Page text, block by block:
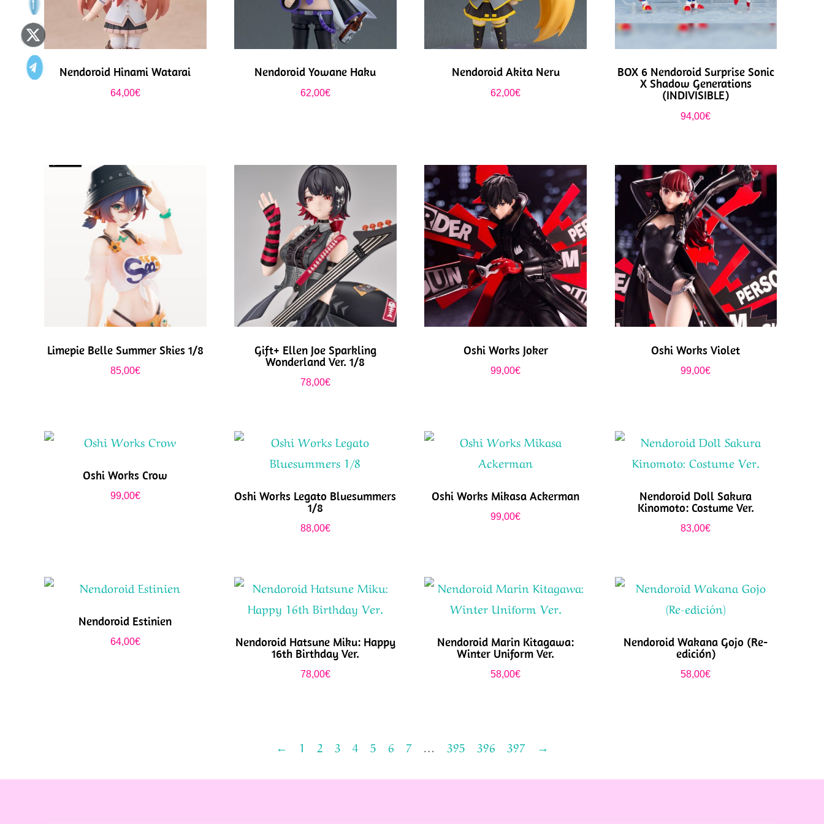
Nendoroid Hinami Watarai
64,00€
Nendoroid Yowane Haku
62,00€
Nendoroid Akita Neru
62,00€
BOX 6 Nendoroid Surprise Sonic
X Shadow Generations
(INDIVISIBLE)
94,00€
Limepie Belle Summer Skies 1/8
85,00€
Gift+ Ellen Joe Sparkling
Wonderland Ver. 1/8
78,00€
Oshi Works Joker
99,00€
Oshi Works Violet
99,00€
Oshi Works Crow
99,00€ Oshi Works Legato Bluesummers
1/8
88,00€
Oshi Works Mikasa Ackerman
99,00€
Nendoroid Doll Sakura
Kinomoto: Costume Ver.
83,00€
Nendoroid Estinien
64,00€ Nendoroid Hatsune Miku: Happy
16th Birthday Ver.
78,00€
Nendoroid Marin Kitagawa:
Winter Uniform Ver.
58,00€
Nendoroid Wakana Gojo (Re-
edición)
58,00€
← 1 2 3 4 5 6 7 … 395 396 397 →